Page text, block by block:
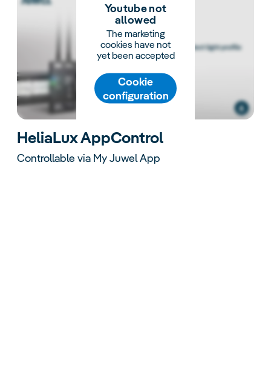
Youtube not
allowed
The marketing
cookies have not
yet been accepted
Cookie
configuration
HeliaLux AppControl
Controllable via My Juwel App